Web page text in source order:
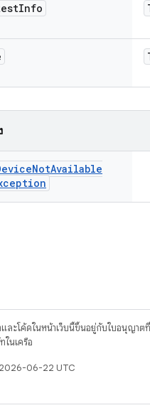
Info
NotAvailable
และโค้ดในหน้าเว็บนี้ขึ้นอยู่กับใบอนุญาต
ในเครือ
06-22 UTC